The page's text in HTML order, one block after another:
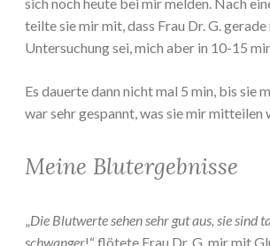
teilte sie mir mit, dass Frau Dr. G. gerade
Untersuchung sei, mich aber in 10-15
Es dauerte dann nicht mal 5 min, bis sie
war sehr gespannt, was sie mir mitteilen
Meine Blutergebnisse
„Die Blutwerte sehen sehr gut aus, sie sind
schwanger!“ flötete Frau Dr. G. mir mit